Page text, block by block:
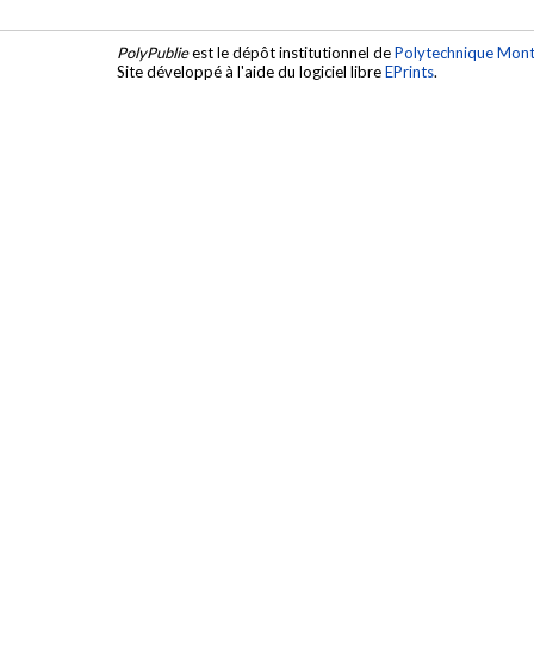
PolyPublieest le dépôt institutionnel dePolytechnique
Site développé à l'aide du logiciel libreEPrints.